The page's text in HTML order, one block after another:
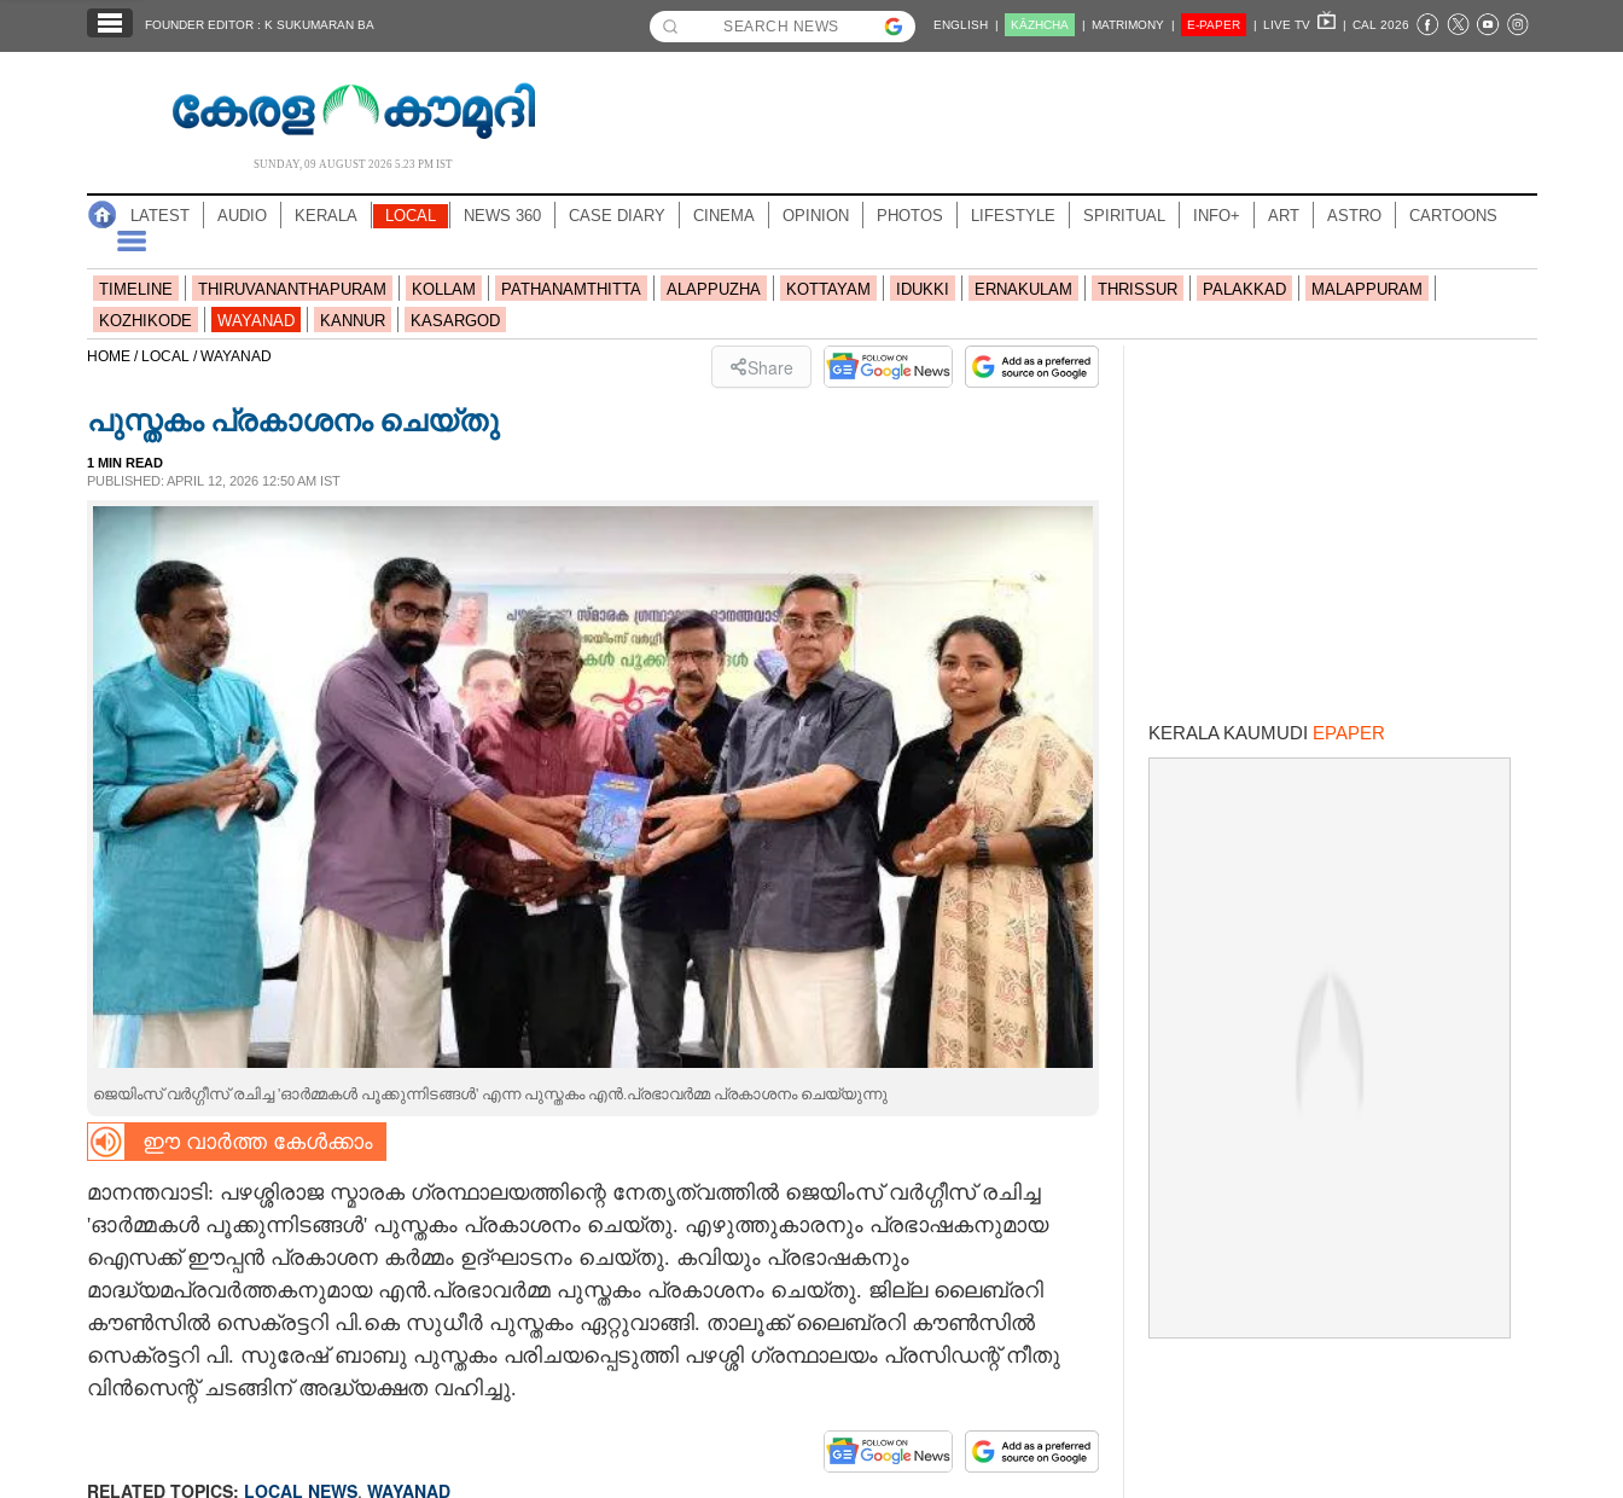
NOTIFIED NEWS
NEWS 360
LIFESTYLE
SPIRITUAL
CARTOONS
LITERATURE
CONTACT US
FOUNDER EDITOR : K SUKUMARAN BA ENGLISH | KĀZHCHA | MATRIMONY | E-PAPER | LIVE TV | CAL 2026
SUNDAY, 09 AUGUST 2026 5.23 PM IST
LATEST AUDIO KERALA LOCAL NEWS 360 CASE DIARY CINEMA OPINION PHOTOS LIFESTYLE SPIRITUAL INFO+ ART ASTRO CARTOONS
TIMELINE THIRUVANANTHAPURAM KOLLAM PATHANAMTHITTA ALAPPUZHA KOTTAYAM IDUKKI ERNAKULAM THRISSUR PALAKKAD
MALAPPURAM
KOZHIKODE
WAYANAD KANNUR KASARGOD
HOME / LOCAL /WAYANAD Share
പുസ്തകം പ്രകാശനം ചെയ്തു
1 MIN READ
PUBLISHED: APRIL 12, 2026 12:50 AM IST
ജെയിംസ് വർഗ്ഗീസ് രചിച്ച 'ഓർമ്മകൾ പൂക്കുന്നിടങ്ങൾ' എന്ന പുസ്തകം എൻ.പ്രഭാവർമ്മ പ്രകാശനം ചെയ്യുന്നു
ഈ വാർത്ത കേൾക്കാം
മാനന്തവാടി: പഴശ്ശിരാജ സ്മാരക ഗ്രന്ഥാലയത്തിന്റെ നേതൃത്വത്തിൽ ജെയിംസ് വർഗ്ഗീസ് രചിച്ച
'ഓർമ്മകൾ പൂക്കുന്നിടങ്ങൾ' പുസ്തകം പ്രകാശനം ചെയ്തു. എഴുത്തുകാരനും പ്രഭാഷകനുമായ
ഐസക്ക് ഈപ്പൻ പ്രകാശന കർമ്മം ഉദ്ഘാടനം ചെയ്തു. കവിയും പ്രഭാഷകനും
മാദ്ധ്യമപ്രവർത്തകനുമായ എൻ.പ്രഭാവർമ്മ പുസ്തകം പ്രകാശനം ചെയ്തു. ജില്ല ലൈബ്രറി
കൗൺസിൽ സെക്രട്ടറി പി.കെ സുധീർ പുസ്തകം ഏറ്റുവാങ്ങി. താലൂക്ക് ലൈബ്രറി കൗൺസിൽ
സെക്രട്ടറി പി. സുരേഷ് ബാബു പുസ്തകം പരിചയപ്പെടുത്തി പഴശ്ശി ഗ്രന്ഥാലയം പ്രസിഡന്റ് നീതു
വിൻസെന്റ് ചടങ്ങിന് അദ്ധ്യക്ഷത വഹിച്ചു.
RELATED TOPICS: LOCAL NEWS, WAYANAD
KERALA KAUMUDI EPAPER